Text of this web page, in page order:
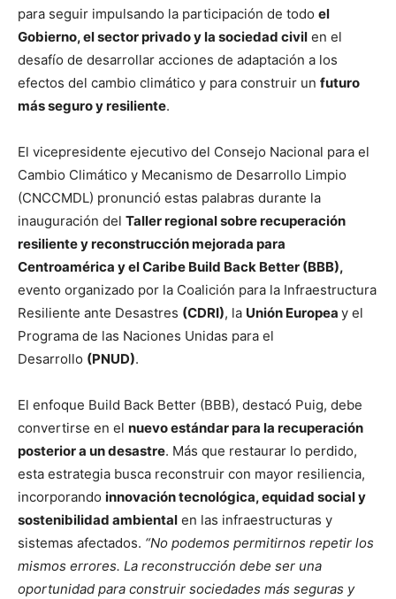
para seguir impulsando la participación de todo el
Gobierno, el sector privado y la sociedad civil en el
desafío de desarrollar acciones de adaptación a los
efectos del cambio climático y para construir un futuro
más seguro y resiliente.
El vicepresidente ejecutivo del Consejo Nacional para el
Cambio Climático y Mecanismo de Desarrollo Limpio
(CNCCMDL) pronunció estas palabras durante la
inauguración del Taller regional sobre recuperación
resiliente y reconstrucción mejorada para
Centroamérica y el Caribe Build Back Better (BBB),
evento organizado por la Coalición para la Infraestructura
Resiliente ante Desastres (CDRI), la Unión Europea y el
Programa de las Naciones Unidas para el
Desarrollo (PNUD).
El enfoque Build Back Better (BBB), destacó Puig, debe
convertirse en el nuevo estándar para la recuperación
posterior a un desastre. Más que restaurar lo perdido,
esta estrategia busca reconstruir con mayor resiliencia,
incorporando innovación tecnológica, equidad social y
sostenibilidad ambiental en las infraestructuras y
sistemas afectados. “No podemos permitirnos repetir los
mismos errores. La reconstrucción debe ser una
oportunidad para construir sociedades más seguras y